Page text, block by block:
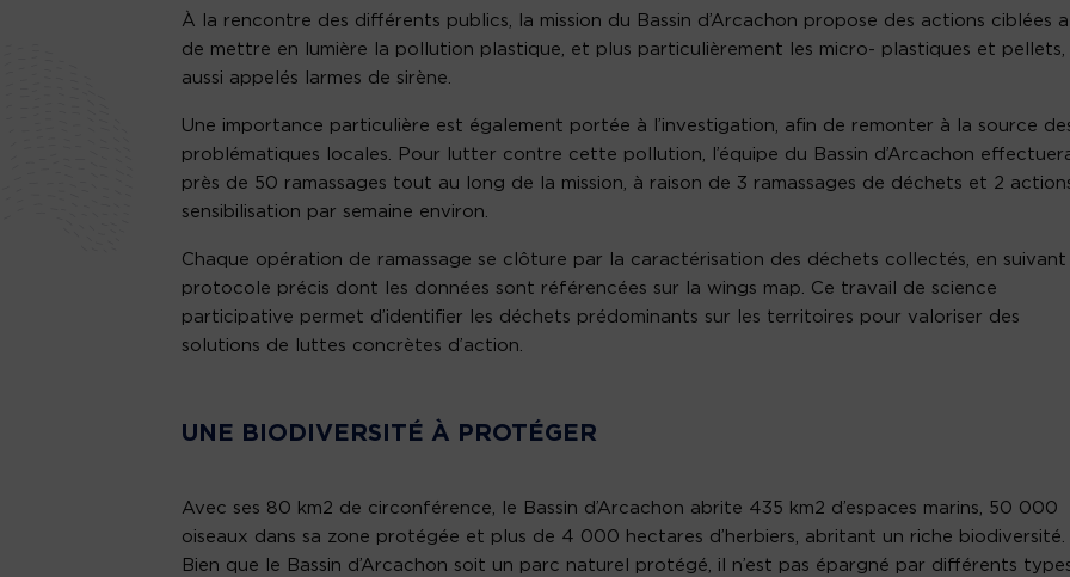
À la rencontre des différents publics, la mission du Bassin d’Arcachon propose des actions ciblées
de mettre en lumière la pollution plastique, et plus particulièrement les micro- plastiques et pellets,
aussi appelés larmes de sirène.
Une importance particulière est également portée à l’investigation, afin de remonter à la source
problématiques locales. Pour lutter contre cette pollution, l’équipe du Bassin d’Arcachon
près de 50 ramassages tout au long de la mission, à raison de 3 ramassages de déchets et 2
sensibilisation par semaine environ.
Chaque opération de ramassage se clôture par la caractérisation des déchets collectés, en suivant
protocole précis dont les données sont référencées sur la wings map. Ce travail de science
participative permet d’identifier les déchets prédominants sur les territoires pour valoriser des
solutions de luttes concrètes d’action.
UNE BIODIVERSITÉ À PROTÉGER
Avec ses 80 km2 de circonférence, le Bassin d’Arcachon abrite 435 km2 d’espaces marins, 50 000
oiseaux dans sa zone protégée et plus de 4 000 hectares d’herbiers, abritant un riche biodiversité.
Bien que le Bassin d’Arcachon soit un parc naturel protégé, il n’est pas épargné par différents